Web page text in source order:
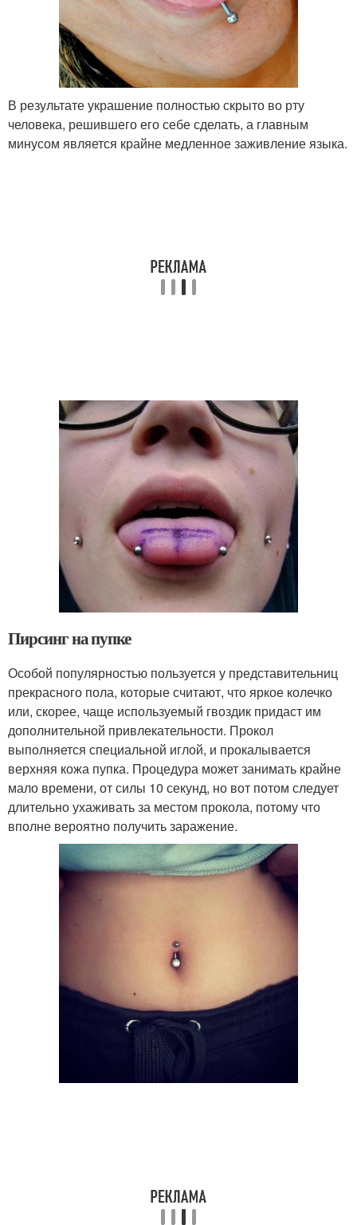
В результате украшение полностью скрыто во рту
человека, решившего его себе сделать, а главным
минусом является крайне медленное заживление языка.
Пирсинг на пупке
Особой популярностью пользуется у представительниц
прекрасного пола, которые считают, что яркое колечко
или, скорее, чаще используемый гвоздик придаст им
дополнительной привлекательности. Прокол
выполняется специальной иглой, и прокалывается
верхняя кожа пупка. Процедура может занимать крайне
мало времени, от силы 10 секунд, но вот потом следует
длительно ухаживать за местом прокола, потому что
вполне вероятно получить заражение.